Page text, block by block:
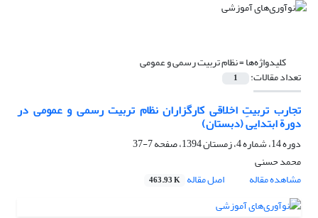
کلیدواژه‌ها =نظام تربیت رسمی و عمومی
تعداد مقالات: 1
تجارب تربیتِ اخلاقی کارگزاران نظام تربیت رسمی و عمومی در
دورة ابتدایی (دبستان)
دوره 14، شماره 4، زمستان 1394، صفحه
7-37
محمد حسنی
مشاهده مقاله
اصل مقاله 463.93 K